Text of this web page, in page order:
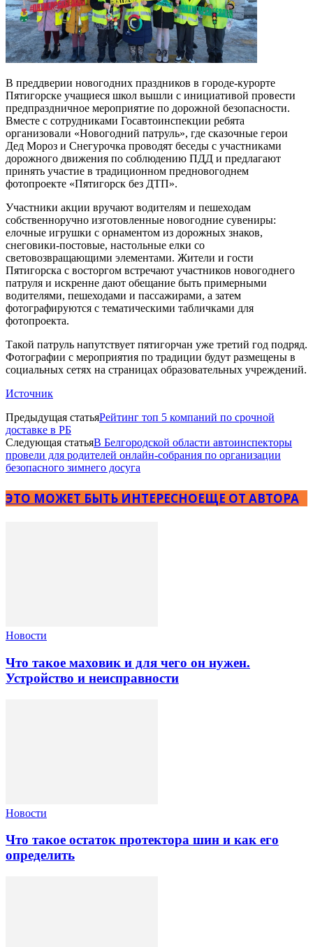
В преддверии новогодних праздников в городе-курорте
Пятигорске учащиеся школ вышли с инициативой провести
предпраздничное мероприятие по дорожной безопасности.
Вместе с сотрудниками Госавтоинспекции ребята
организовали «Новогодний патруль», где сказочные герои
Дед Мороз и Снегурочка проводят беседы с участниками
дорожного движения по соблюдению ПДД и предлагают
принять участие в традиционном предновогоднем
фотопроекте «Пятигорск без ДТП».
Участники акции вручают водителям и пешеходам
собственноручно изготовленные новогодние сувениры:
елочные игрушки с орнаментом из дорожных знаков,
снеговики-постовые, настольные елки со
световозвращающими элементами. Жители и гости
Пятигорска с восторгом встречают участников новогоднего
патруля и искренне дают обещание быть примерными
водителями, пешеходами и пассажирами, а затем
фотографируются с тематическими табличками для
фотопроекта.
Такой патруль напутствует пятигорчан уже третий год подряд.
Фотографии с мероприятия по традиции будут размещены в
социальных сетях на страницах образовательных учреждений.
Источник
Предыдущая статьяРейтинг топ 5 компаний по срочной
доставке в РБ
Следующая статьяВ Белгородской области автоинспекторы
провели для родителей онлайн-собрания по организации
безопасного зимнего досуга
ЭТО МОЖЕТ БЫТЬ ИНТЕРЕСНОЕЩЕ ОТ АВТОРА
Новости
Что такое маховик и для чего он нужен.
Устройство и неисправности
Новости
Что такое остаток протектора шин и как его
определить